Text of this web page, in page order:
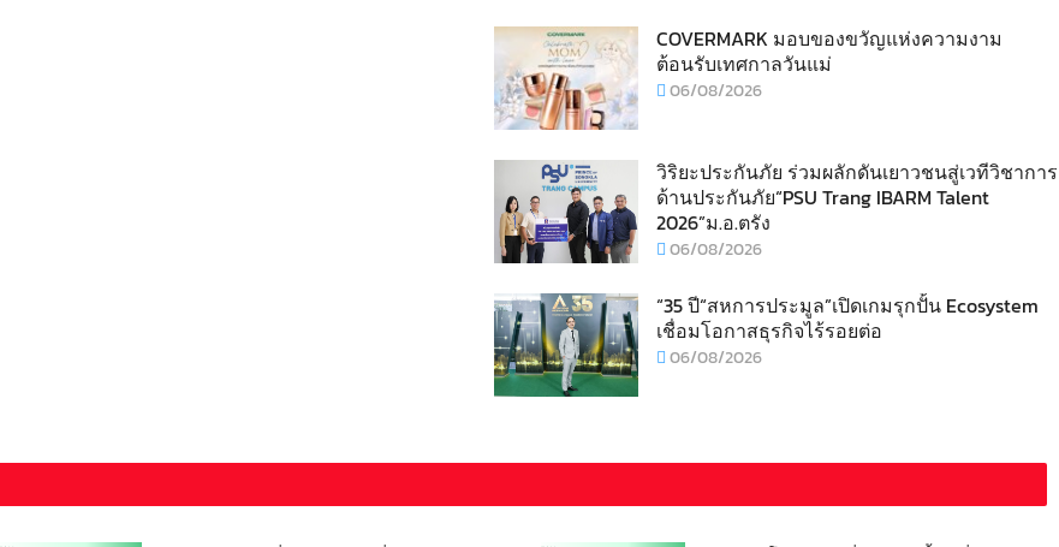
COVERMARK มอบของขวัญแห่งความงาม
ต้อนรับเทศกาลวันแม่
06/08/2026
วิริยะประกันภัย ร่วมผลักดันเยาวชนสู่เวทีวิชาการ
ด้านประกันภัย“PSU Trang IBARM Talent
2026”ม.อ.ตรัง
06/08/2026
“35 ปี“สหการประมูล”เปิดเกมรุกปั้น Ecosystem
เชื่อมโอกาสธุรกิจไร้รอยต่อ
06/08/2026